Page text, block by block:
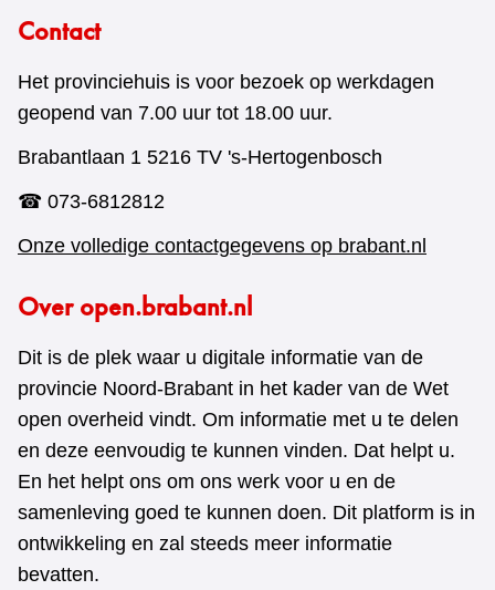
Contact
Het provinciehuis is voor bezoek op werkdagen
geopend van 7.00 uur tot 18.00 uur.
Brabantlaan 1 5216 TV 's-Hertogenbosch
☎ 073-6812812
Onze volledige contactgegevens op brabant.nl
Over open.brabant.nl
Dit is de plek waar u digitale informatie van de
provincie Noord-Brabant in het kader van de Wet
open overheid vindt. Om informatie met u te delen
en deze eenvoudig te kunnen vinden. Dat helpt u.
En het helpt ons om ons werk voor u en de
samenleving goed te kunnen doen. Dit platform is in
ontwikkeling en zal steeds meer informatie
bevatten.